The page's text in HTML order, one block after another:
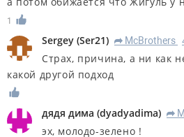
1
Sergey (Ser21) R McBrothers
Страх, причина, а ни как
какой другой подход
дядя дима (dyadyadima) R
эх, молодо-зелено !